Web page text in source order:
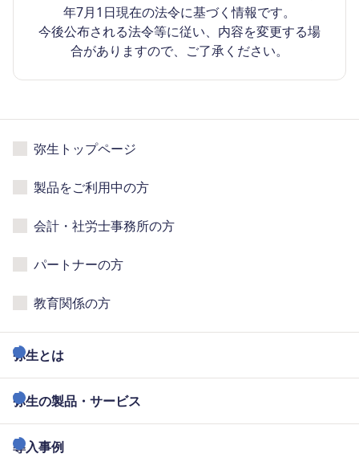
年7月1日現在の法令に基づく情報です。
今後公布される法令等に従い、内容を変更する場
合がありますので、ご了承ください。
弥生トップページ
製品をご利用中の方
会計・社労士事務所の方
パートナーの方
教育関係の方
弥生とは
弥生の製品・サービス
導入事例